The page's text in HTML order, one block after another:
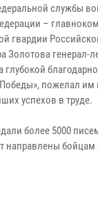
службы
–
гвардии
Золотова генерал-
пожелал им
успехов в труде.
более 5000
направлены бойцам